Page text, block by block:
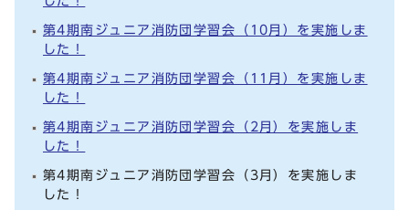
第4期南ジュニア消防団学習会（10月）を実施しま
した！
第4期南ジュニア消防団学習会（11月）を実施しま
した！
第4期南ジュニア消防団学習会（2月）を実施しま
した！
第4期南ジュニア消防団学習会（3月）を実施しま
した！